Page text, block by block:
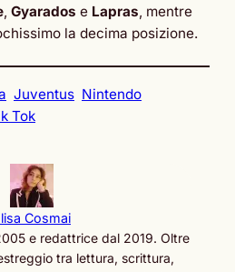
, Gyarados e Lapras, mentre
la decima posizione.
Juventus Nintendo
Tok
Cosmai
e redattrice dal 2019. Oltre
tra lettura, scrittura,